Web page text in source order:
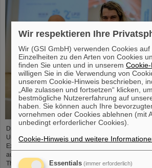
Dr. Guy Leckenby ist für seine herausragende
Untersuchung des gebundenen Betazerfalls mit
Experimentierspeicherring ESR mit dem FAIR-GSI
ausgezeichnet worden. Seine Präzisionsmessung
Thallium-205-Ionen trug zur Lösung eines seit
Wir respektieren Ihre
Wir (GSI GmbH) verwenden Cookies auf
Einzelheiten zu den Arten von Cookies
finden Sie unten und in unserem
willigen Sie in die Verwendung von
unserem Cookie-Hinweis beschrieben,
„Alle zulassen und fortsetzen“ klicken,
bestmögliche Nutzererfahrung auf
haben. Sie können auch Ihre
vornehmen oder Cookies ablehnen (mit
unbedingt erforderlicher Cookies).
Cookie-Hinweis und weitere
Essentials (immer erforderlich)